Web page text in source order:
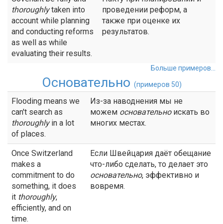
thoroughlytaken into
account while planning
and conducting reforms
as well as while
evaluating their results.
проведении реформ, а
также при оценке их
результатов.
Больше примеров...
Основательно (примеров 50)
Flooding means we
can't search as
thoroughlyin a lot
of places.
Из-за наводнения мы не
можем основательноискать во
многих местах.
Once Switzerland
makes a
commitment to do
something, it does
it thoroughly,
efficiently, and on
time.
Если Швейцария даёт обещание
что-либо сделать, то делает это
основательно, эффективно и
вовремя.